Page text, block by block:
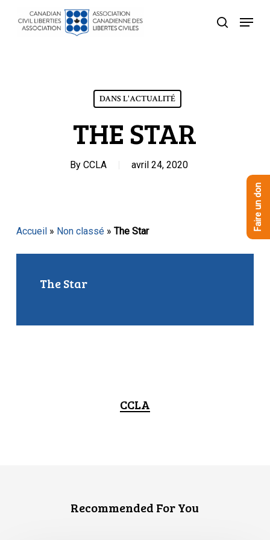
recherche
Menu
DANS L'ACTUALITÉ
THE STAR
By CCLA avril 24, 2020
Accueil» Non classé» The Star
The Star
CCLA
Recommended For You
Faire un don